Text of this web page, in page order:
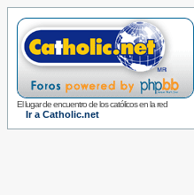
El lugar de encuentro de los católicos en la red
Ir a Catholic.net